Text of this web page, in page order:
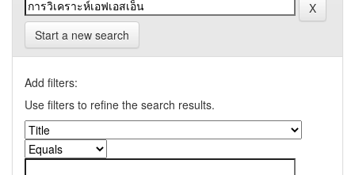
Start a new search
Add filters:
Use filters to refine the search results.